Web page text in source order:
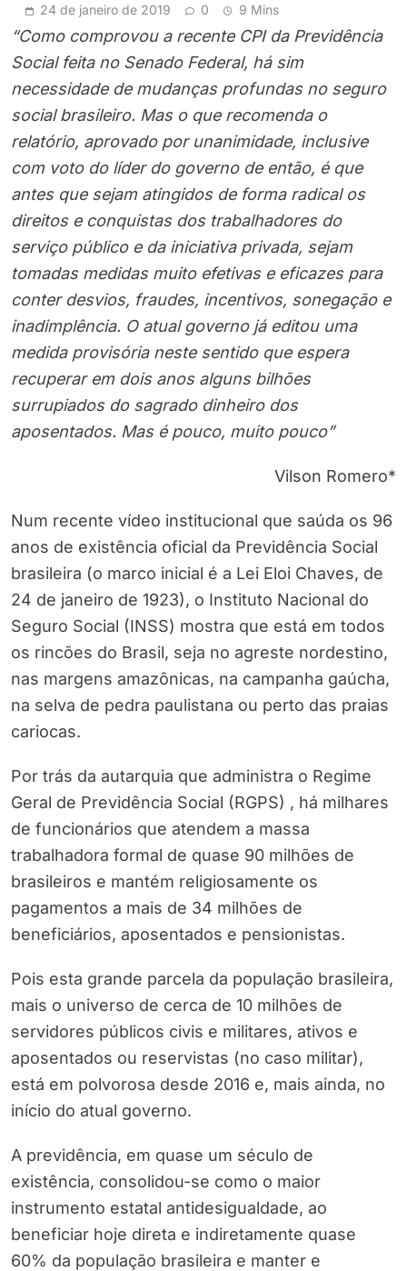
24 de janeiro de 2019 0 9 Mins
“Como comprovou a recente CPI da Previdência
Social feita no Senado Federal, há sim
necessidade de mudanças profundas no seguro
social brasileiro. Mas o que recomenda o
relatório, aprovado por unanimidade, inclusive
com voto do líder do governo de então, é que
antes que sejam atingidos de forma radical os
direitos e conquistas dos trabalhadores do
serviço público e da iniciativa privada, sejam
tomadas medidas muito efetivas e eficazes para
conter desvios, fraudes, incentivos, sonegação e
inadimplência. O atual governo já editou uma
medida provisória neste sentido que espera
recuperar em dois anos alguns bilhões
surrupiados do sagrado dinheiro dos
aposentados. Mas é pouco, muito pouco”
Vilson Romero*
Num recente vídeo institucional que saúda os 96
anos de existência oficial da Previdência Social
brasileira (o marco inicial é a Lei Eloi Chaves, de
24 de janeiro de 1923), o Instituto Nacional do
Seguro Social (INSS) mostra que está em todos
os rincões do Brasil, seja no agreste nordestino,
nas margens amazônicas, na campanha gaúcha,
na selva de pedra paulistana ou perto das praias
cariocas.
Por trás da autarquia que administra o Regime
Geral de Previdência Social (RGPS) , há milhares
de funcionários que atendem a massa
trabalhadora formal de quase 90 milhões de
brasileiros e mantém religiosamente os
pagamentos a mais de 34 milhões de
beneficiários, aposentados e pensionistas.
Pois esta grande parcela da população brasileira,
mais o universo de cerca de 10 milhões de
servidores públicos civis e militares, ativos e
aposentados ou reservistas (no caso militar),
está em polvorosa desde 2016 e, mais ainda, no
início do atual governo.
A previdência, em quase um século de
existência, consolidou-se como o maior
instrumento estatal antidesigualdade, ao
beneficiar hoje direta e indiretamente quase
60% da população brasileira e manter e